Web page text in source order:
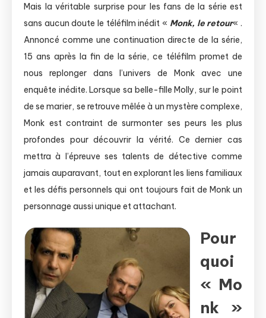
Mais la véritable surprise pour les fans de la série est
sans aucun doute le téléfilm inédit « Monk, le retour« .
Annoncé comme une continuation directe de la série,
15 ans après la fin de la série, ce téléfilm promet de
nous replonger dans l’univers de Monk avec une
enquête inédite. Lorsque sa belle-fille Molly, sur le point
de se marier, se retrouve mêlée à un mystère complexe,
Monk est contraint de surmonter ses peurs les plus
profondes pour découvrir la vérité. Ce dernier cas
mettra à l’épreuve ses talents de détective comme
jamais auparavant, tout en explorant les liens familiaux
et les défis personnels qui ont toujours fait de Monk un
personnage aussi unique et attachant.
Pour
quoi
« Mo
nk »